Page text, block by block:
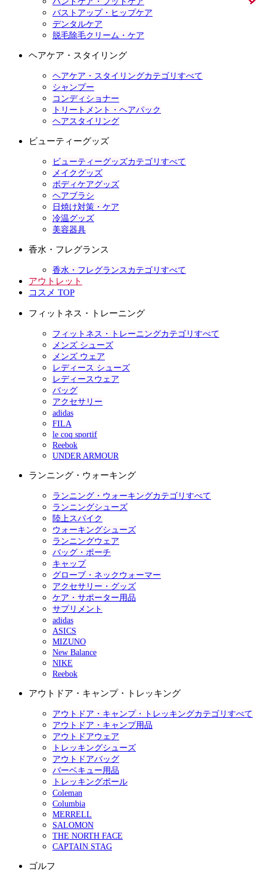
バストアップ・ヒップケア
デンタルケア
脱毛除毛クリーム・ケア
ヘアケア・スタイリング
ヘアケア・スタイリングカテゴリすべて
シャンプー
コンディショナー
トリートメント・ヘアパック
ヘアスタイリング
ビューティーグッズ
ビューティーグッズカテゴリすべて
メイクグッズ
ボディケアグッズ
ヘアブラシ
日焼け対策・ケア
冷温グッズ
美容器具
香水・フレグランス
香水・フレグランスカテゴリすべて
アウトレット
コスメ TOP
フィットネス・トレーニング
フィットネス・トレーニングカテゴリすべて
メンズ シューズ
メンズ ウェア
レディース シューズ
レディースウェア
バッグ
アクセサリー
adidas
FILA
le coq sportif
Reebok
UNDER ARMOUR
ランニング・ウォーキング
ランニング・ウォーキングカテゴリすべて
ランニングシューズ
陸上スパイク
ウォーキングシューズ
ランニングウェア
バッグ・ポーチ
キャップ
グローブ・ネックウォーマー
アクセサリー・グッズ
ケア・サポーター用品
サプリメント
adidas
ASICS
MIZUNO
New Balance
NIKE
Reebok
アウトドア・キャンプ・トレッキング
アウトドア・キャンプ・トレッキングカテゴリすべて
アウトドア・キャンプ用品
アウトドアウェア
トレッキングシューズ
アウトドアバッグ
バーベキュー用品
トレッキングポール
Coleman
Columbia
MERRELL
SALOMON
THE NORTH FACE
CAPTAIN STAG
ゴルフ